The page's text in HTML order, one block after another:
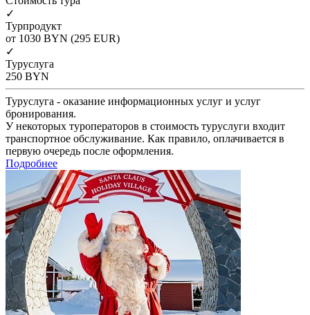
✓
Турпродукт
от 1030 BYN (295 EUR)
✓
Туруслуга
250 BYN
Туруслуга - оказание информационных услуг и услуг
бронирования.
У некоторых туроператоров в стоимость туруслуги входит
транспортное обслуживание. Как правило, оплачивается в
первую очередь после оформления.
Подробнее